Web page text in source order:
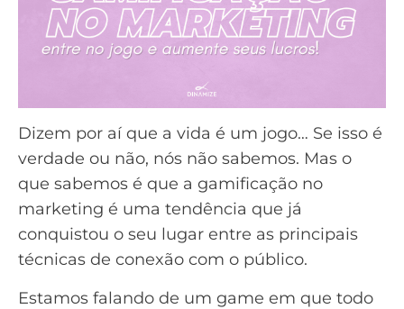
Dizem por aí que a vida é um jogo… Se isso é
verdade ou não, nós não sabemos. Mas o
que sabemos é que a gamificação no
marketing é uma tendência que já
conquistou o seu lugar entre as principais
técnicas de conexão com o público.
Estamos falando de um game em que todo